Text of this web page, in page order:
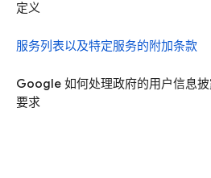
定义
服务列表以及特定服务的附加条款
Google 如何处理政府的用户信息
要求